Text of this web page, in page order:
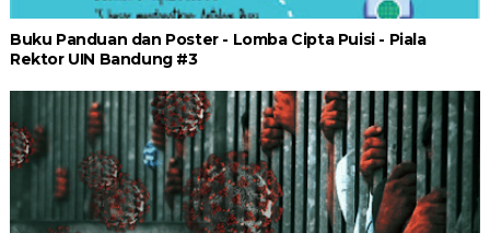
Buku Panduan dan Poster - Lomba Cipta Puisi - Piala
Rektor UIN Bandung #3